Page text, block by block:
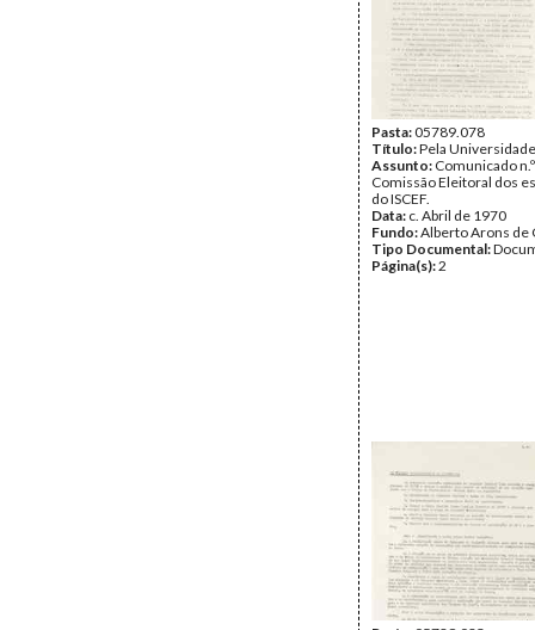
Pasta:05789.078
Título:Pela
Assunto: Comunicado
Comissão Eleitoral dos
do ISCEF.
Data: c. Abril de 1970
Fundo:Alberto Arons de
Tipo Documental:
Página(s):2